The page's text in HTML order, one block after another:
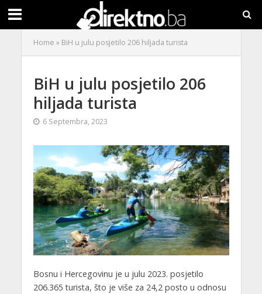
Home » BiH u julu posjetilo 206 hiljada turista
BiH u julu posjetilo 206
hiljada turista
6 Septembra, 2023
Bosnu i Hercegovinu je u julu 2023. posjetilo
206.365 turista, što je više za 24,2 posto u odnosu